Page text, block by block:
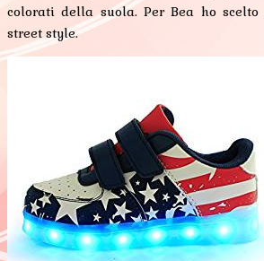
colorati della suola. Per Bea ho scelto
street style.